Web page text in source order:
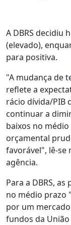
A DBRS decidiu
(elevado),
para positiva.
"A mudança de
reflete a
rácio dívida/PIB
continuar a
baixos no
orçamental
favorável", lê-se
agência.
Para a DBRS,
no médio prazo
por um
fundos da